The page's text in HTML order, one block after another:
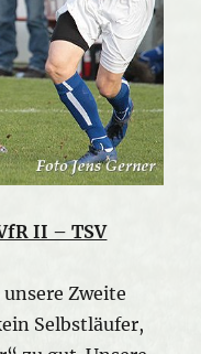
II – TSV
Zweite
Selbstläufer,